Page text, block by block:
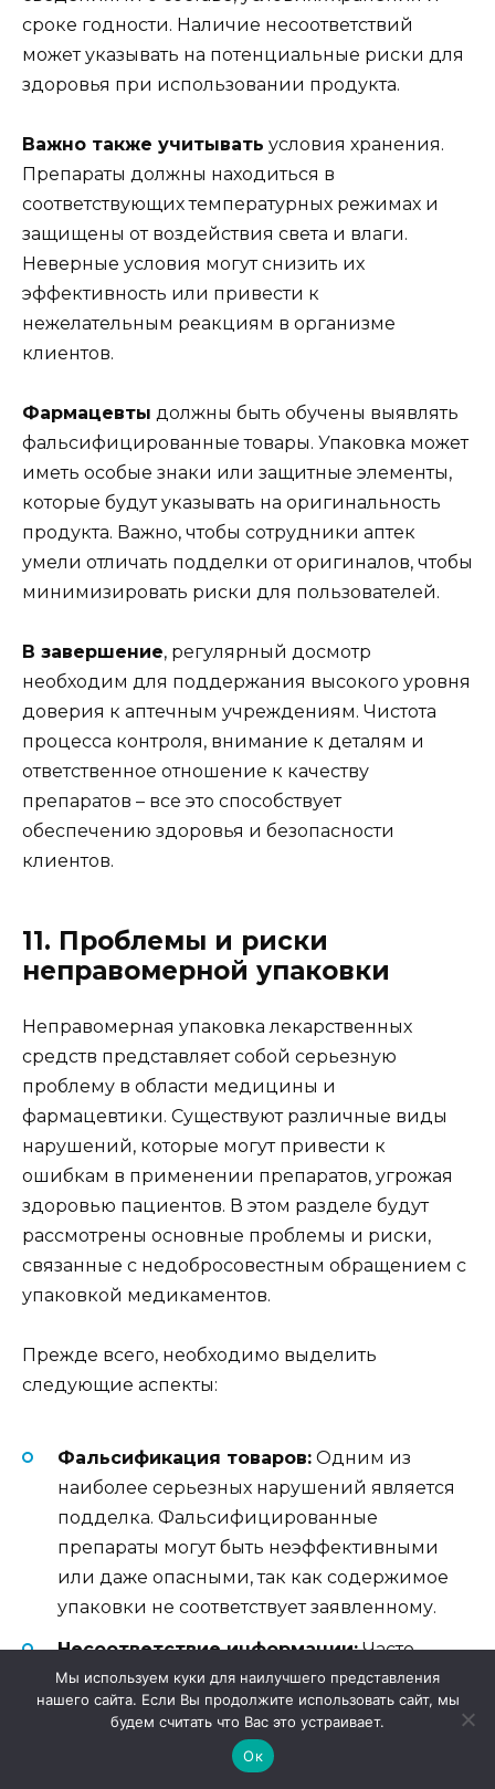
сроке годности. Наличие несоответствий
может указывать на потенциальные риски для
здоровья при использовании продукта.
Важно также учитывать условия хранения.
Препараты должны находиться в
соответствующих температурных режимах и
защищены от воздействия света и влаги.
Неверные условия могут снизить их
эффективность или привести к
нежелательным реакциям в организме
клиентов.
Фармацевты должны быть обучены выявлять
фальсифицированные товары. Упаковка может
иметь особые знаки или защитные элементы,
которые будут указывать на оригинальность
продукта. Важно, чтобы сотрудники аптек
умели отличать подделки от оригиналов, чтобы
минимизировать риски для пользователей.
В завершение, регулярный досмотр
необходим для поддержания высокого уровня
доверия к аптечным учреждениям. Чистота
процесса контроля, внимание к деталям и
ответственное отношение к качеству
препаратов – все это способствует
обеспечению здоровья и безопасности
клиентов.
11. Проблемы и риски
неправомерной упаковки
Неправомерная упаковка лекарственных
средств представляет собой серьезную
проблему в области медицины и
фармацевтики. Существуют различные виды
нарушений, которые могут привести к
ошибкам в применении препаратов, угрожая
здоровью пациентов. В этом разделе будут
рассмотрены основные проблемы и риски,
связанные с недобросовестным обращением с
упаковкой медикаментов.
Прежде всего, необходимо выделить
следующие аспекты:
Фальсификация товаров: Одним из
наиболее серьезных нарушений является
подделка. Фальсифицированные
препараты могут быть неэффективными
или даже опасными, так как содержимое
упаковки не соответствует заявленному.
Несоответствие информации:Часто
упаковка может содержать
неподтвержденные данные о составе или
действующих веществах, что создает риски
Мы используем куки для наилучшего представления
нашего сайта. Если Вы продолжите использовать сайт, мы
будем считать что Вас это устраивает.
Ок